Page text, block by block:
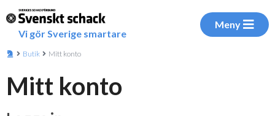
Vi gör Sverige smartare
Meny
Butik Mitt konto
Mitt konto